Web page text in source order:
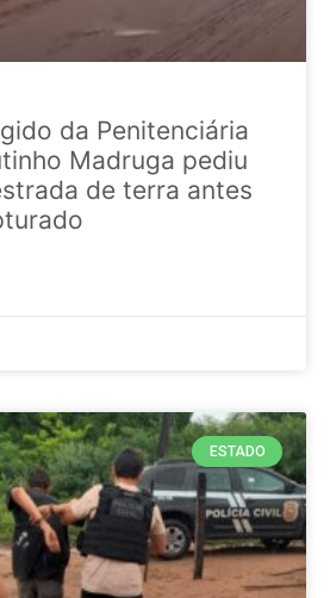
da Penitenciária
Madruga pediu
de terra antes
ESTADO